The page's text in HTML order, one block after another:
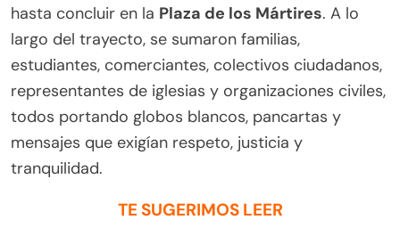
hasta concluir en la Plaza de los Mártires. A lo
largo del trayecto, se sumaron familias,
estudiantes, comerciantes, colectivos ciudadanos,
representantes de iglesias y organizaciones civiles,
todos portando globos blancos, pancartas y
mensajes que exigían respeto, justicia y
tranquilidad.
TE SUGERIMOS LEER